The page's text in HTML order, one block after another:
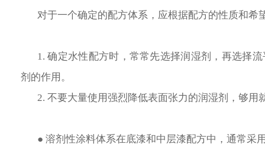
对于一个确定的配方体系，应根据配方的性质和
1. 确定水性配方时，常常先选择润湿剂，再选择
剂的作用。
2. 不要大量使用强烈降低表面张力的润湿剂，够用
● 溶剂性涂料体系在底漆和中层漆配方中，通常采